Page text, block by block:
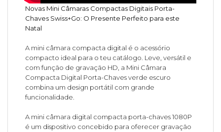
Novas Mini Câmaras Compactas Digitais Porta-
Chaves Swiss+Go: O Presente Perfeito para este
Natal
A mini câmara compacta digital é o acessório
compacto ideal para o teu catálogo. Leve, versátil e
com função de gravação HD, a Mini Câmara
Compacta Digital Porta-Chaves verde escuro
combina um design portátil com grande
funcionalidade.
A mini câmara digital compacta porta-chaves 1080P
é um dispositivo concebido para oferecer gravação